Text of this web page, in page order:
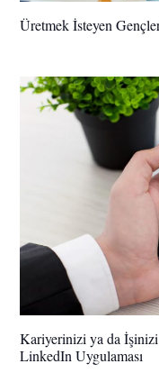
Üretmek İsteyen
Kariyerinizi ya da
LinkedIn Uygulaması